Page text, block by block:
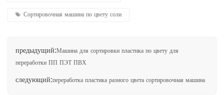
Сортировочная машина по цвету соли
предыдущий:Машина для сортировки пластика по цвету для
переработки ПП ПЭТ ПВХ
следующий:переработка пластика разного цвета сортировочная машина